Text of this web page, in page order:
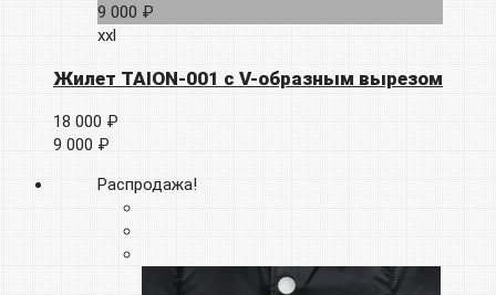
9 000 ₽
xxl
Жилет TAION-001 с V-образным вырезом
18 000 ₽
9 000 ₽
Распродажа!